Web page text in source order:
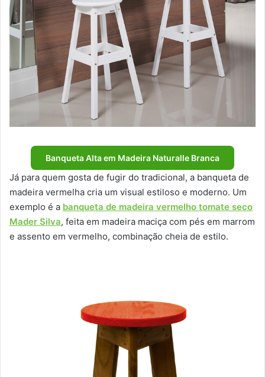
Banqueta Alta em Madeira Naturalle Branca
Já para quem gosta de fugir do tradicional, a banqueta de
madeira vermelha cria um visual estiloso e moderno. Um
exemplo é a banqueta de madeira vermelho tomate seco
Mader Silva, feita em madeira maciça com pés em marrom
e assento em vermelho, combinação cheia de estilo.